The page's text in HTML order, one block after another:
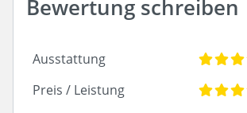
Bewertung schreiben
Ausstattung
Preis / Leistung